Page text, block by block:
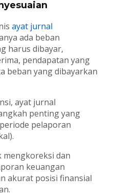
ayat jurnal
ada beban
harus dibayar,
pendapatan yang
beban yang dibayarkan
ayat jurnal
penting yang
pelaporan
dan
keuangan
akurat posisi finansial